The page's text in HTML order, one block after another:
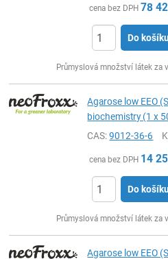
cena bez DPH 78
Do košíku
Průmyslová množství látek za
Agarose low EEO
biochemistry (1 x
CAS:9012-36-6
cena bez DPH 14
Do košíku
Průmyslová množství látek za
Agarose low EEO